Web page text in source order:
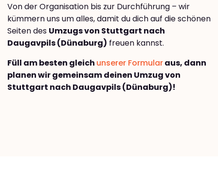
Von der Organisation bis zur Durchführung – wir
kümmern uns um alles, damit du dich auf die schönen
Seiten des Umzugs von Stuttgart nach
Daugavpils (Dünaburg) freuen kannst.
Füll am besten gleich unserer Formularaus, dann
planen wir gemeinsam deinen Umzug von
Stuttgart nach Daugavpils (Dünaburg)!